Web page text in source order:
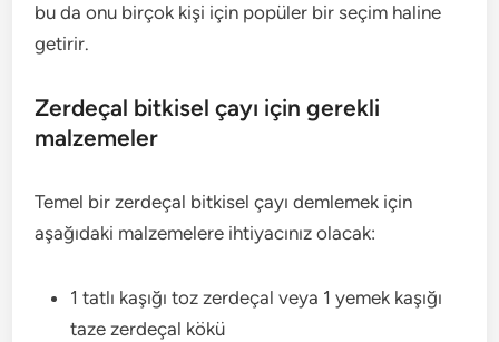
bu da onu birçok kişi için popüler bir seçim haline
getirir.
Zerdeçal bitkisel çayı için gerekli
malzemeler
Temel bir zerdeçal bitkisel çayı demlemek için
aşağıdaki malzemelere ihtiyacınız olacak:
1 tatlı kaşığı toz zerdeçal veya 1 yemek kaşığı
taze zerdeçal kökü